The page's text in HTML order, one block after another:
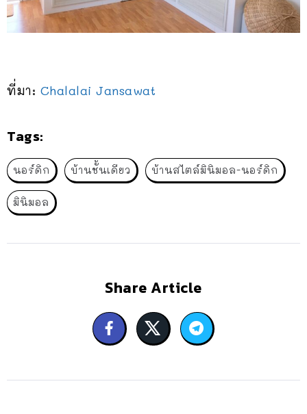
ที่มา: Chalalai Jansawat
Tags:
นอร์ดิก บ้านชั้นเดียว บ้านสไตล์มินิมอล-นอร์ดิก
มินิมอล
Share Article